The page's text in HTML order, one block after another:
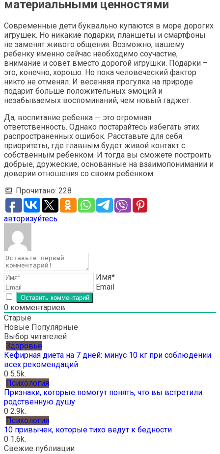
материальными ценностями
Современные дети буквально купаются в море дорогих
игрушек. Но никакие подарки, планшеты и смартфоны
не заменят живого общения. Возможно, вашему
ребенку именно сейчас необходимо соучастие,
внимание и совет вместо дорогой игрушки. Подарки –
это, конечно, хорошо. Но пока человеческий фактор
никто не отменял. И весенняя прогулка на природе
подарит больше положительных эмоций и
незабываемых воспоминаний, чем новый гаджет.
Да, воспитание ребенка — это огромная
ответственность. Однако постарайтесь избегать этих
распространенных ошибок. Расставьте для себя
приоритеты, где главным будет живой контакт с
собственным ребенком. И тогда вы сможете построить
добрые, дружеские, основанные на взаимопонимании и
доверии отношения со своим ребенком.
Прочитано: 228
авторизуйтесь
Имя*
Email
0 комментариев
Старые
Новые Популярные
Выбор читателей
Здоровье
Кефирная диета на 7 дней: минус 10 кг при соблюдении
всех рекомендаций
0 5.5k.
Психология
Признаки, которые помогут понять, что вы встретили
родственную душу
0 2.9k.
Психология
10 привычек, которые тихо ведут к бедности
0 1.6k.
Свежие публиации